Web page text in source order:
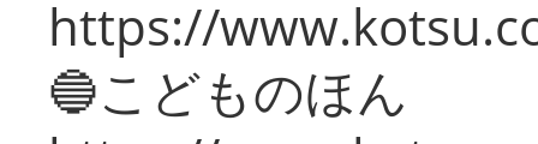
https://
🔵こどものほん